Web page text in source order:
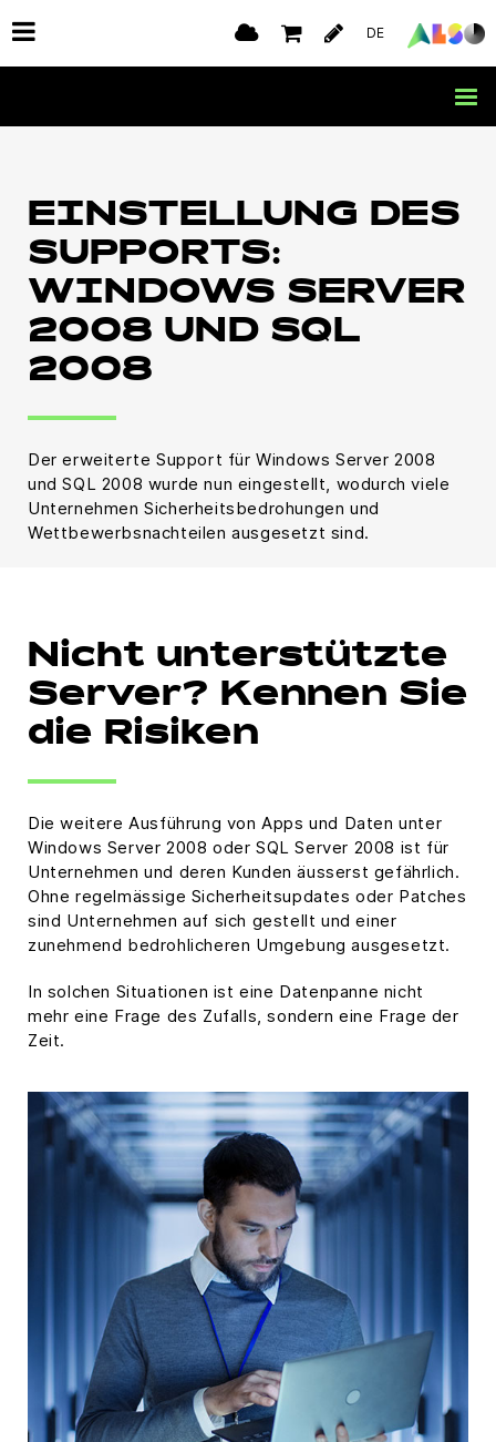
DE
EINSTELLUNG DES
SUPPORTS:
WINDOWS SERVER
2008 UND SQL
2008
Der erweiterte Support für Windows Server 2008
und SQL 2008 wurde nun eingestellt, wodurch viele
Unternehmen Sicherheitsbedrohungen und
Wettbewerbsnachteilen ausgesetzt sind.
Nicht unterstützte
Server? Kennen Sie
die Risiken
Die weitere Ausführung von Apps und Daten unter
Windows Server 2008 oder SQL Server 2008 ist für
Unternehmen und deren Kunden äusserst gefährlich.
Ohne regelmässige Sicherheitsupdates oder Patches
sind Unternehmen auf sich gestellt und einer
zunehmend bedrohlicheren Umgebung ausgesetzt.
In solchen Situationen ist eine Datenpanne nicht
mehr eine Frage des Zufalls, sondern eine Frage der
Zeit.